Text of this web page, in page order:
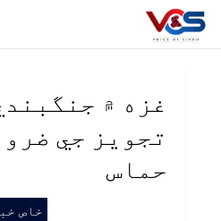
غزه ۾
تجويز جي
حماس
خاص